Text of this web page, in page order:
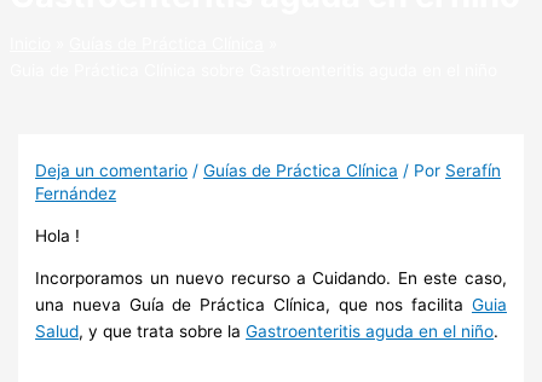
Deja un comentario /Guías de Práctica Clínica / Por Serafín
Fernández
Hola !
Incorporamos un nuevo recurso a Cuidando. En este caso,
una nueva Guía de Práctica Clínica, que nos facilita Guia
Salud, y que trata sobre laGastroenteritis aguda en el niño.